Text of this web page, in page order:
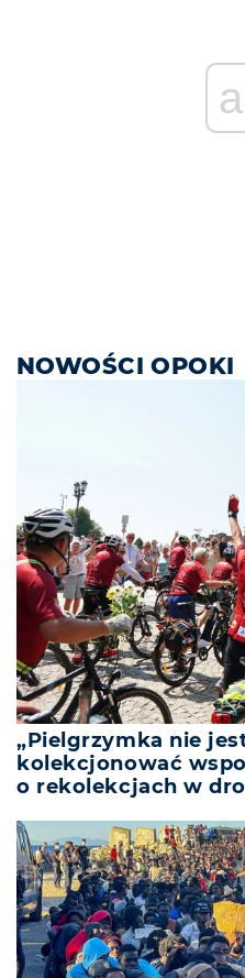
NOWOŚCI OPOKI
„Pielgrzymka nie
kolekcjonować
o rekolekcjach w